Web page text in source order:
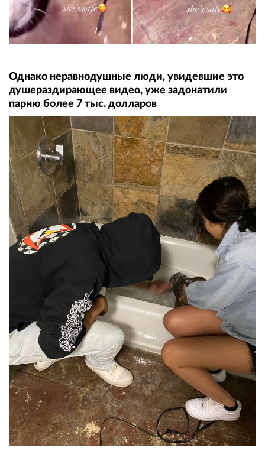
Однако неравнодушные люди, увидевшие это
душераздирающее видео, уже задонатили
парню более 7 тыс. долларов